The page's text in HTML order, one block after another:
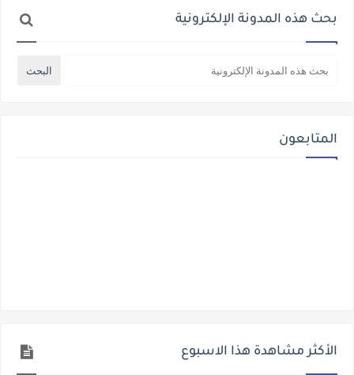
بحث هذه المدونة الإلكترونية
المتابعون
الأكثر مشاهدة هذا الاسبوع